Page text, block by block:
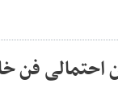
احتمالی فن